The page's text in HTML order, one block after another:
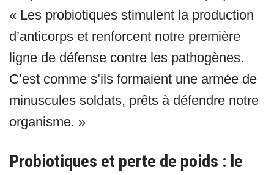
« Les probiotiques stimulent la production
d’anticorps et renforcent notre première
ligne de défense contre les pathogènes.
C’est comme s’ils formaient une armée de
minuscules soldats, prêts à défendre notre
organisme. »
Probiotiques et perte de poids : le